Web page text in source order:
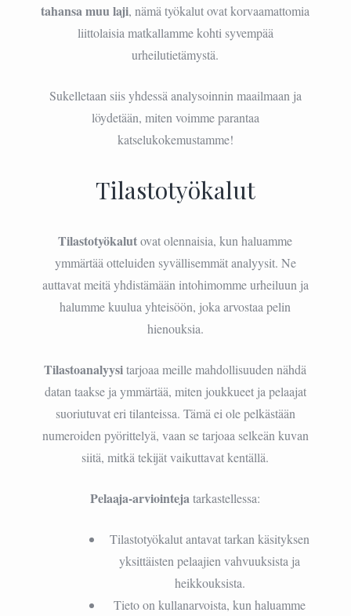
tahansa muu laji, nämä työkalut ovat korvaamattomia
liittolaisia matkallamme kohti syvempää
urheilutietämystä.
Sukelletaan siis yhdessä analysoinnin maailmaan ja
löydetään, miten voimme parantaa
katselukokemustamme!
Tilastotyökalut
Tilastotyökalutovat olennaisia, kun haluamme
ymmärtää otteluiden syvällisemmät analyysit. Ne
auttavat meitä yhdistämään intohimomme urheiluun ja
halumme kuulua yhteisöön, joka arvostaa pelin
hienouksia.
Tilastoanalyysitarjoaa meille mahdollisuuden nähdä
datan taakse ja ymmärtää, miten joukkueet ja pelaajat
suoriutuvat eri tilanteissa. Tämä ei ole pelkästään
numeroiden pyörittelyä, vaan se tarjoaa selkeän kuvan
siitä, mitkä tekijät vaikuttavat kentällä.
Pelaaja-arviointejatarkastellessa:
Tilastotyökalut antavat tarkan käsityksen
yksittäisten pelaajien vahvuuksista ja
heikkouksista.
Tieto on kullanarvoista, kun haluamme